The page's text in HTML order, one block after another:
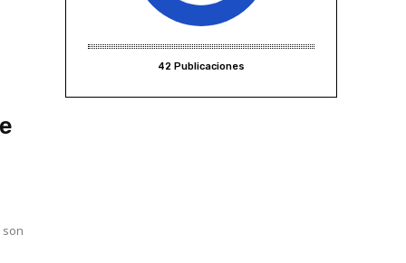
42 Publicaciones